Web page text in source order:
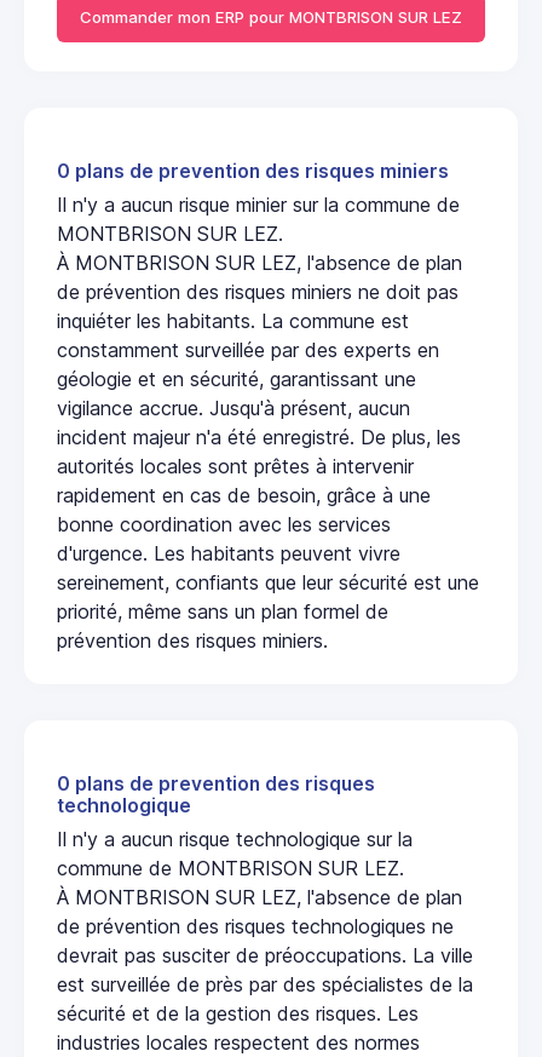
Commander mon ERP pour MONTBRISON SUR LEZ
0 plans de prevention des risques miniers
Il n'y a aucun risque minier sur la commune de
MONTBRISON SUR LEZ.
À MONTBRISON SUR LEZ, l'absence de plan
de prévention des risques miniers ne doit pas
inquiéter les habitants. La commune est
constamment surveillée par des experts en
géologie et en sécurité, garantissant une
vigilance accrue. Jusqu'à présent, aucun
incident majeur n'a été enregistré. De plus, les
autorités locales sont prêtes à intervenir
rapidement en cas de besoin, grâce à une
bonne coordination avec les services
d'urgence. Les habitants peuvent vivre
sereinement, confiants que leur sécurité est une
priorité, même sans un plan formel de
prévention des risques miniers.
0 plans de prevention des risques
technologique
Il n'y a aucun risque technologique sur la
commune de MONTBRISON SUR LEZ.
À MONTBRISON SUR LEZ, l'absence de plan
de prévention des risques technologiques ne
devrait pas susciter de préoccupations. La ville
est surveillée de près par des spécialistes de la
sécurité et de la gestion des risques. Les
industries locales respectent des normes